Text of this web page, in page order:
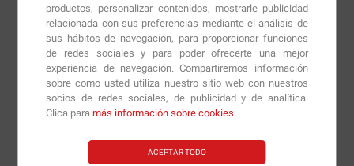
productos, personalizar contenidos, mostrarle publicidad
relacionada con sus preferencias mediante el análisis de
sus hábitos de navegación, para proporcionar funciones
de redes sociales y para poder ofrecerte una mejor
experiencia de navegación. Compartiremos información
sobre como usted utiliza nuestro sitio web con nuestros
socios de redes sociales, de publicidad y de analítica.
Clica paramás información sobre cookies.
ACEPTAR TODO
increíble. Los 30 gr de proteína que nos proporciona
provienen principalmente de aislado de proteína de
suero y aislado de proteína de suero de leche
hidrolizada, que son dos fuentes ideales para aportar
aminoácidos a nuestros músculos de una forma rápida
y efectiva.
Tiene un bajo contenido en carbohidratos y grasas, lo
que la convertirá en un producto ideal para aqullas